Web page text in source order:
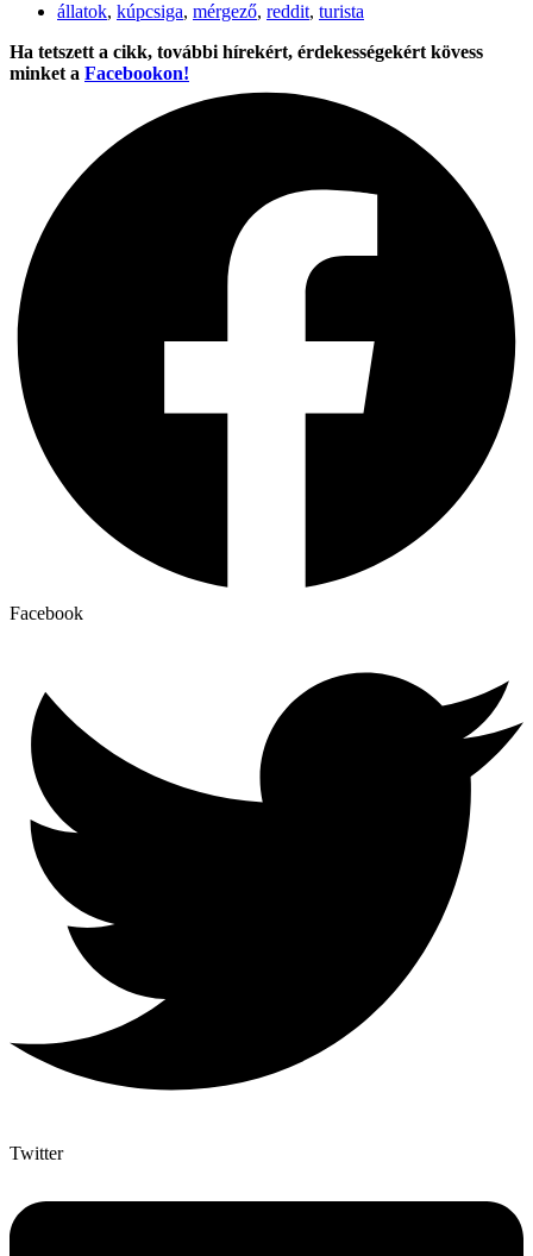
állatok, kúpcsiga, mérgező, reddit, turista
Ha tetszett a cikk, további hírekért, érdekességekért kövess
minket a Facebookon!
Facebook
Twitter